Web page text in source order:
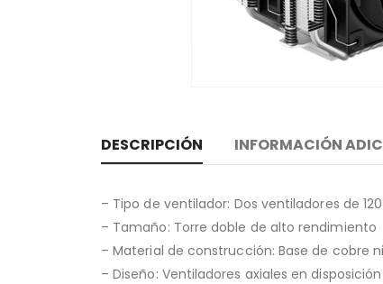
DESCRIPCIÓN INFORMACIÓN
– Tipo de ventilador: Dos ventiladores de
– Tamaño: Torre doble de alto rendimiento
– Material de construcción: Base de cobre
– Diseño: Ventiladores axiales en